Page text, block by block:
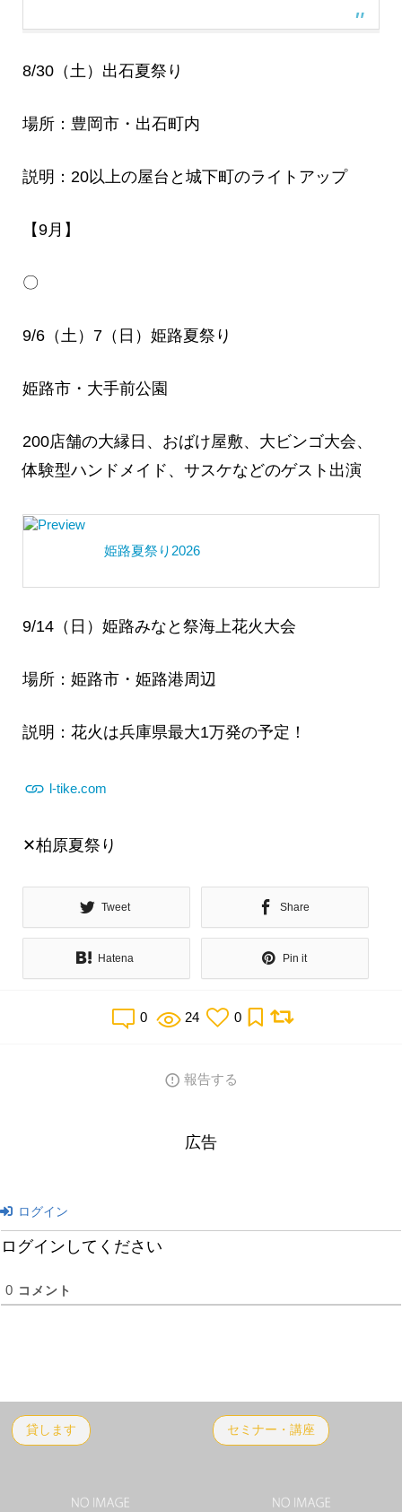
8/30（土）出石夏祭り
場所：豊岡市・出石町内
説明：20以上の屋台と城下町のライトアップ
【9月】
〇
9/6（土）7（日）姫路夏祭り
姫路市・大手前公園
200店舗の大縁日、おばけ屋敷、大ビンゴ大会、
体験型ハンドメイド、サスケなどのゲスト出演
姫路夏祭り2026
9/14（日）姫路みなと祭海上花火大会
場所：姫路市・姫路港周辺
説明：花火は兵庫県最大1万発の予定！
l-tike.com
‪✕‬柏原夏祭り
Tweet Share
Hatena Pin it
0 24 0
報告する
広告
ログイン
ログインしてください
0 コメント
貸します セミナー・講座